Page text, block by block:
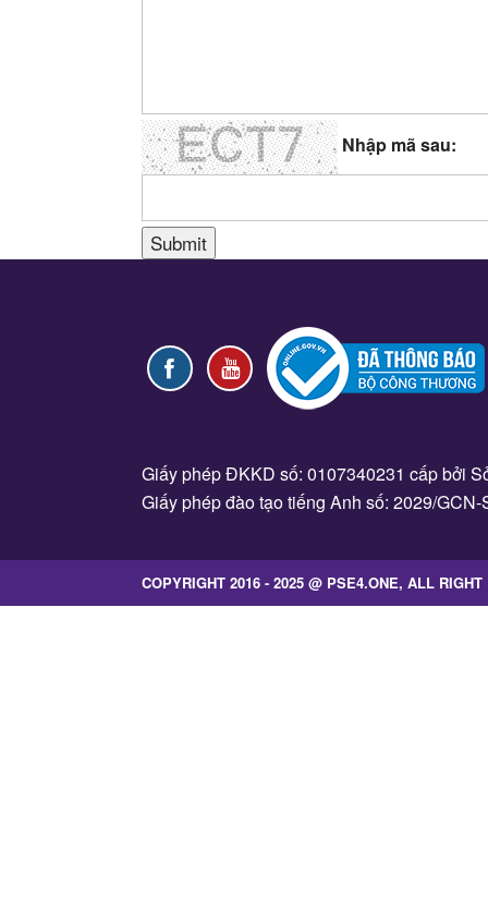
Nhập mã sau:
Giấy phép ĐKKD số: 0107340231 cấp bởi
Giấy phép đào tạo tiếng Anh số: 2029/
COPYRIGHT 2016 - 2025 @ PSE4.ONE, ALL